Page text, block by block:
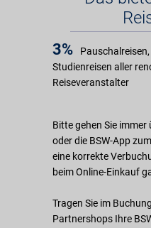
3%
Studienreisen aller
Reiseveranstalter
Bitte gehen Sie immer
oder die BSW-App
eine korrekte
beim Online-Einkauf
Tragen Sie im
Partnershops Ihre